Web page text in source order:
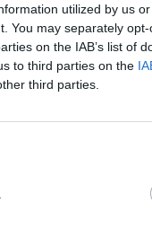
utilized by us
You may separately
on the IAB’s list of
to third parties on the
third parties.
Winter